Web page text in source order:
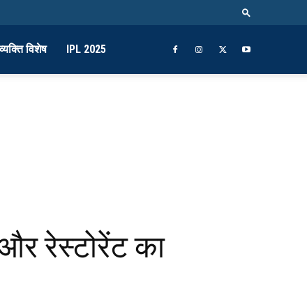
व्यक्ति विशेष IPL 2025
रेस्टोरेंट का